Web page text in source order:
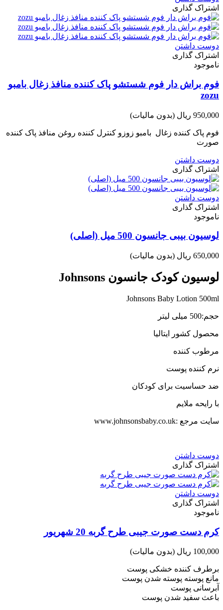
اشتراک گذاری
دوست داشتن
اشتراک گذاری
ناموجود
فوم براش دار فوم شستشو پاک کننده منافذ زغال بامبو
zozu
950,000 ریال (بدون مالیات)
فوم پاک کننده زغال بامبو زوزو کنترل کننده روغن منافذ پاک کننده
صورت
دوست داشتن
اشتراک گذاری
دوست داشتن
اشتراک گذاری
ناموجود
لوسیون بیبی جانسون 500 میل (اصلی)
650,000 ریال (بدون مالیات)
لوسیون کودک جانسون Johnsons
Johnsons Baby Lotion 500ml
حجم:500 میلی لیتر
محصول کشور ایتالیا
مرطوب کننده
نرم کننده پوست
ضد حساسیت برای کودکان
با رایحه ملایم
سایت مرجع :www.johnsonsbaby.co.uk
دوست داشتن
اشتراک گذاری
دوست داشتن
اشتراک گذاری
ناموجود
کرم دست صورت جیبی طرح گربه 20 شهریور
100,000 ریال (بدون مالیات)
برطرف کننده خشکی پوست
مانع پوسته پوسته شدن پوست
آبرسانی پوست
باعث سفید شدن پوست